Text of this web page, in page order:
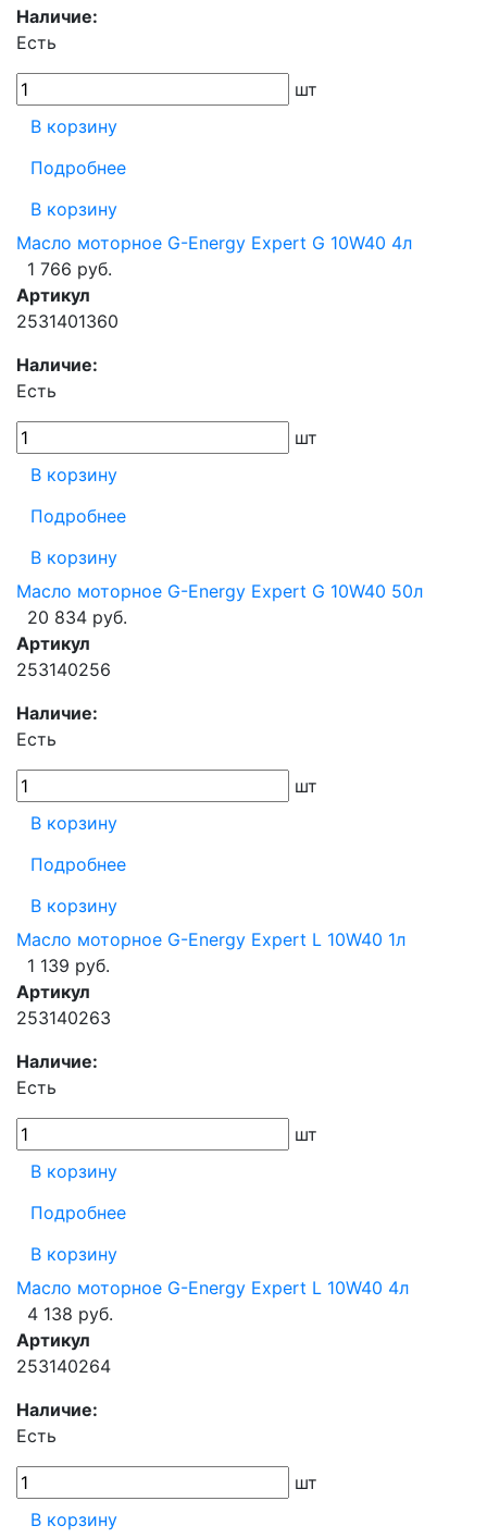
Наличие:
Есть
шт
В корзину
Подробнее
В корзину
Масло моторное G-Energy Expert G 10W40 4л
1 766 руб.
Артикул
2531401360
Наличие:
Есть
шт
В корзину
Подробнее
В корзину
Масло моторное G-Energy Expert G 10W40 50л
20 834 руб.
Артикул
253140256
Наличие:
Есть
шт
В корзину
Подробнее
В корзину
Масло моторное G-Energy Expert L 10W40 1л
1 139 руб.
Артикул
253140263
Наличие:
Есть
шт
В корзину
Подробнее
В корзину
Масло моторное G-Energy Expert L 10W40 4л
4 138 руб.
Артикул
253140264
Наличие:
Есть
шт
В корзину